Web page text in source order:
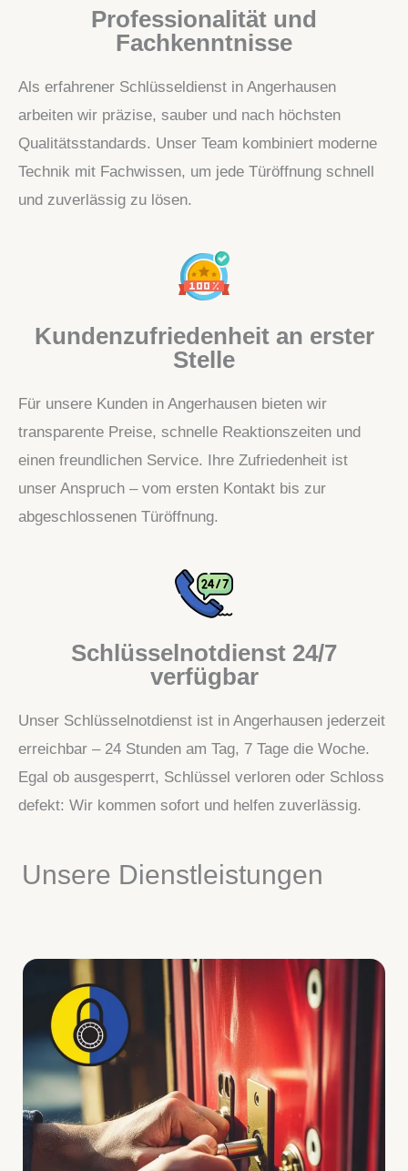
Professionalität und
Fachkenntnisse
Als erfahrener Schlüsseldienst in Angerhausen
arbeiten wir präzise, sauber und nach höchsten
Qualitätsstandards. Unser Team kombiniert moderne
Technik mit Fachwissen, um jede Türöffnung schnell
und zuverlässig zu lösen.
Kundenzufriedenheit an erster
Stelle
Für unsere Kunden in Angerhausen bieten wir
transparente Preise, schnelle Reaktionszeiten und
einen freundlichen Service. Ihre Zufriedenheit ist
unser Anspruch – vom ersten Kontakt bis zur
abgeschlossenen Türöffnung.
Schlüsselnotdienst 24/7
verfügbar
Unser Schlüsselnotdienst ist in Angerhausen jederzeit
erreichbar – 24 Stunden am Tag, 7 Tage die Woche.
Egal ob ausgesperrt, Schlüssel verloren oder Schloss
defekt: Wir kommen sofort und helfen zuverlässig.
Unsere Dienstleistungen